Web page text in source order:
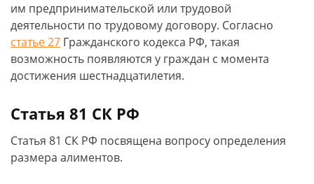
им предпринимательской или трудовой
деятельности по трудовому договору. Согласно
статье 27 Гражданского кодекса РФ, такая
возможность появляются у граждан с момента
достижения шестнадцатилетия.
Статья 81 СК РФ
Статья 81 СК РФ посвящена вопросу определения
размера алиментов.